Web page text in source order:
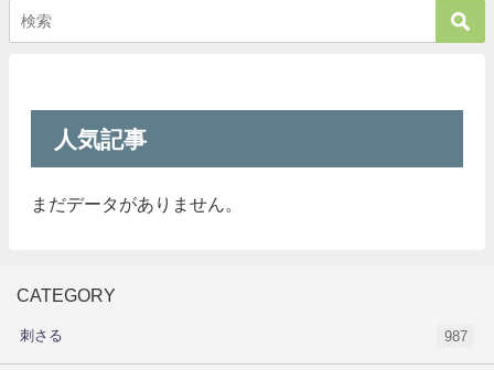
人気記事
まだデータがありません。
CATEGORY
刺さる 987